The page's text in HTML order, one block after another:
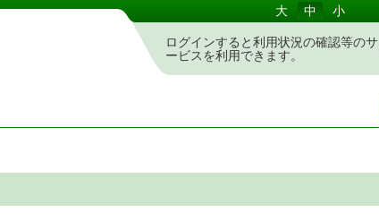
大 中 小
ログインすると利用状況の確認等のサ
ービスを利用できます。